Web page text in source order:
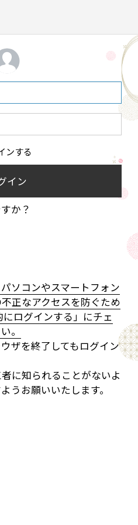
ンする
イン
か？
ソコンやスマートフォン
正なアクセスを防ぐため
ログインする」にチェ
。
ザを終了してもログイン
に知られることがないよ
うお願いいたします。